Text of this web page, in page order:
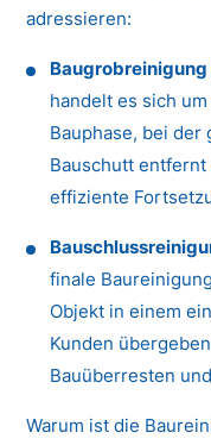
adressieren:
handelt es sich
Bauphase, bei der
Bauschutt
effiziente
finale
Objekt in einem
Kunden
Bauüberresten
Warum ist die